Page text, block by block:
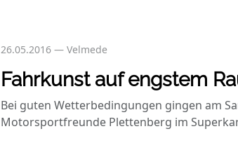
26.05.2016 — Velmede
Fahrkunst auf engstem
Bei guten Wetterbedingungen gingen am
Motorsportfreunde Plettenberg im